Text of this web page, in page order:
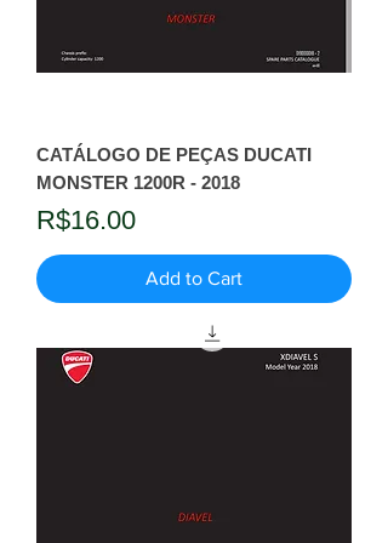
CATÁLOGO DE PEÇAS DUCATI
MONSTER 1200R - 2018
Price
R$16.00
Add to Cart